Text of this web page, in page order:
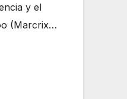
y el
(Marcrix…